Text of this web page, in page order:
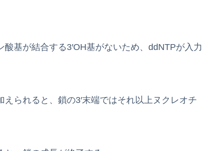
基が結合する3′OH基がないため、ddNTPが入力
られると、鎖の3′末端ではそれ以上ヌクレオチ